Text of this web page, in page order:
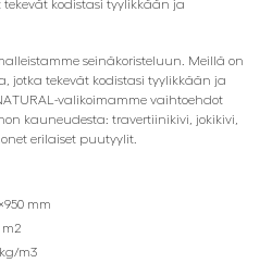
tekevät kodistasi tyylikkään ja
seinäkoristeluun. Meillä on
jotka tekevät kodistasi tyylikkään ja
valikoimamme vaihtoehdot
kauneudesta: travertiinikivi, jokikivi,
erilaiset puutyylit.
mm
m2
kg/m3